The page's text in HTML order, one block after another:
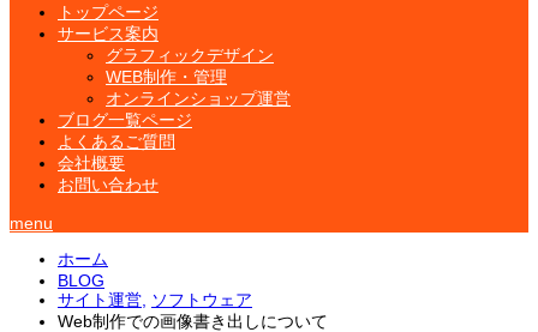
トップページ
サービス案内
グラフィックデザイン
WEB制作・管理
オンラインショップ運営
ブログ一覧ページ
よくあるご質問
会社概要
お問い合わせ
menu
ホーム
BLOG
サイト運営
ソフトウェア
Web制作での画像書き出しについて